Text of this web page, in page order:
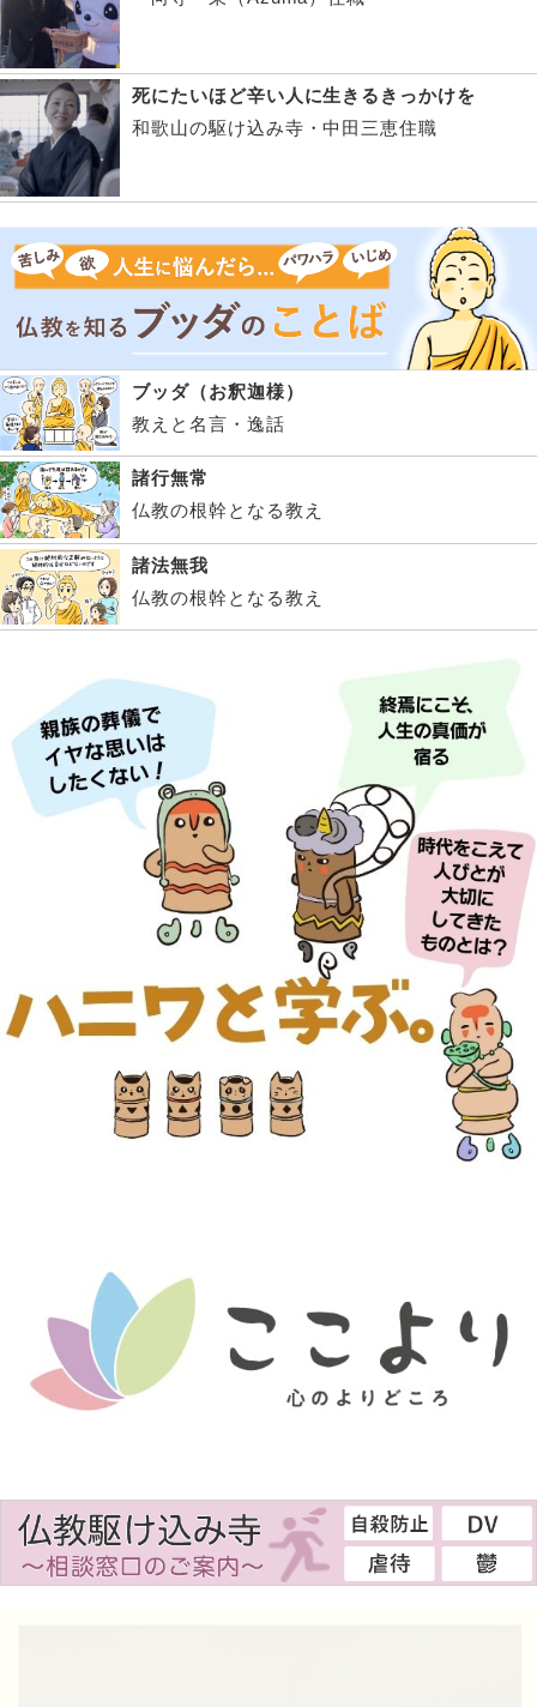
死にたいほど辛い人に生きるきっかけを
和歌山の駆け込み寺・中田三恵住職
ブッダ（お釈迦様）
教えと名言・逸話
諸行無常
仏教の根幹となる教え
諸法無我
仏教の根幹となる教え